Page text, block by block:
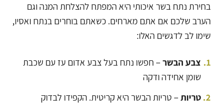
בחירת נתח בשר איכותי היא המפתח להצלחת המנה וגם
הערב שלכם אם אתם מארחים. כשאתם בוחרים בנתח ואסיו,
שימו לב לדגשים האלו:
צבע הבשר – חפשו נתח בעל צבע אדום עז עם שכבת
שומן אחידה ודקה
טריות – טריות הבשר היא קריטית. הקפידו לבדוק